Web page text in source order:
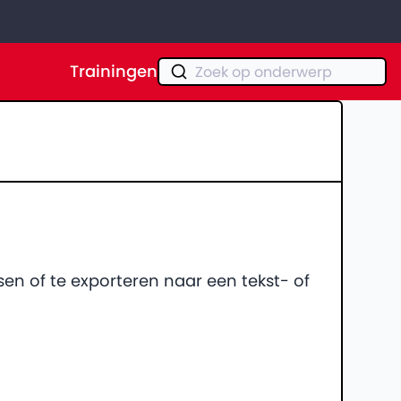
Trainingen Zoek op onderwerp
of te exporteren naar een tekst- of